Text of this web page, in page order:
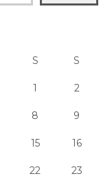
S S
1 2
8 9
15 16
22 23